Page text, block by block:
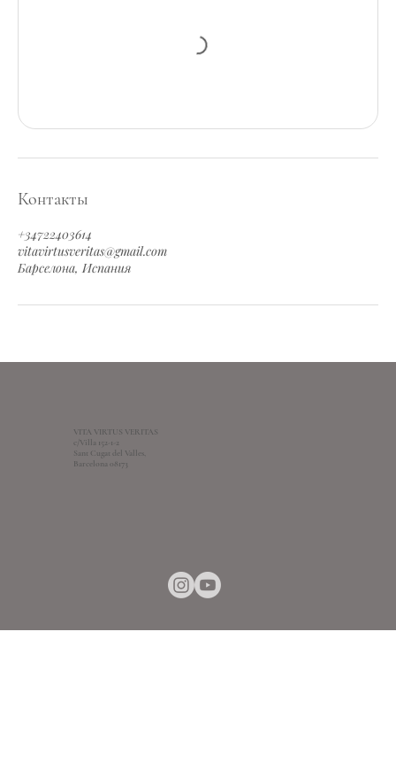
Контакты
+34722403614
vitavirtusveritas@gmail.com
Барселона, Испания
VITA VIRTUS VERITAS
c/Villa 152-1-2
Sant Cugat del Valles,
Barcelona 08173